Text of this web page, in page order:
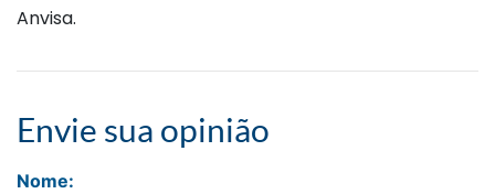
Anvisa.
Envie sua opinião
Nome: